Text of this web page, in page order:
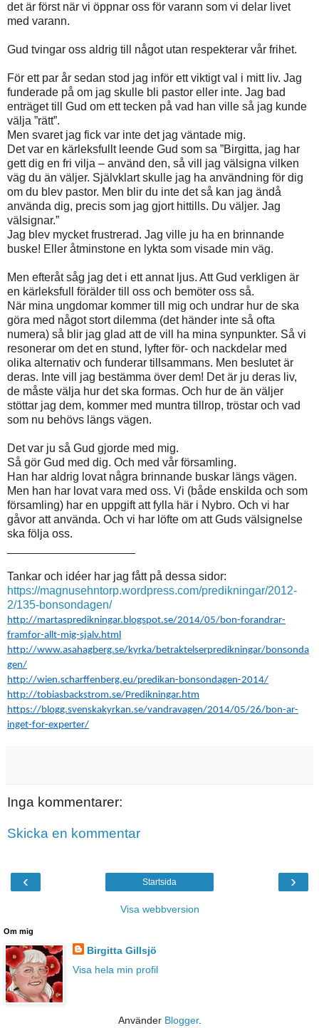
det är först när vi öppnar oss för varann som vi delar livet
med varann.
Gud tvingar oss aldrig till något utan respekterar vår frihet.
För ett par år sedan stod jag inför ett viktigt val i mitt liv. Jag
funderade på om jag skulle bli pastor eller inte. Jag bad
enträget till Gud om ett tecken på vad han ville så jag kunde
välja ”rätt”.
Men svaret jag fick var inte det jag väntade mig.
Det var en kärleksfullt leende Gud som sa ”Birgitta, jag har
gett dig en fri vilja – använd den, så vill jag välsigna vilken
väg du än väljer. Självklart skulle jag ha användning för dig
om du blev pastor. Men blir du inte det så kan jag ändå
använda dig, precis som jag gjort hittills. Du väljer. Jag
välsignar.”
Jag blev mycket frustrerad. Jag ville ju ha en brinnande
buske! Eller åtminstone en lykta som visade min väg.
Men efteråt såg jag det i ett annat ljus. Att Gud verkligen är
en kärleksfull förälder till oss och bemöter oss så.
När mina ungdomar kommer till mig och undrar hur de ska
göra med något stort dilemma (det händer inte så ofta
numera) så blir jag glad att de vill ha mina synpunkter. Så vi
resonerar om det en stund, lyfter för- och nackdelar med
olika alternativ och funderar tillsammans. Men beslutet är
deras. Inte vill jag bestämma över dem! Det är ju deras liv,
de måste välja hur det ska formas. Och hur de än väljer
stöttar jag dem, kommer med muntra tillrop, tröstar och vad
som nu behövs längs vägen.
Det var ju så Gud gjorde med mig.
Så gör Gud med dig. Och med vår församling.
Han har aldrig lovat några brinnande buskar längs vägen.
Men han har lovat vara med oss. Vi (både enskilda och som
församling) har en uppgift att fylla här i Nybro. Och vi har
gåvor att använda. Och vi har löfte om att Guds välsignelse
ska följa oss.
Tankar och idéer har jag fått på dessa sidor:
https://magnusehntorp.wordpress.com/predikningar/2012-
2/135-bonsondagen/
http://martaspredikningar.blogspot.se/2014/05/bon-forandrar-
framfor-allt-mig-sjalv.html
http://www.asahagberg.se/kyrka/betraktelserpredikningar/bonsonda
gen/
http://wien.scharffenberg.eu/predikan-bonsondagen-2014/
http://tobiasbackstrom.se/Predikningar.htm
https://blogg.svenskakyrkan.se/vandravagen/2014/05/26/bon-ar-
inget-for-experter/
Inga kommentarer:
Skicka en kommentar
‹ ›
Startsida
Visa webbversion
Om mig
Birgitta Gillsjö
Visa hela min profil
Använder Blogger.